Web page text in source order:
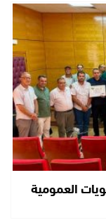
العمومية